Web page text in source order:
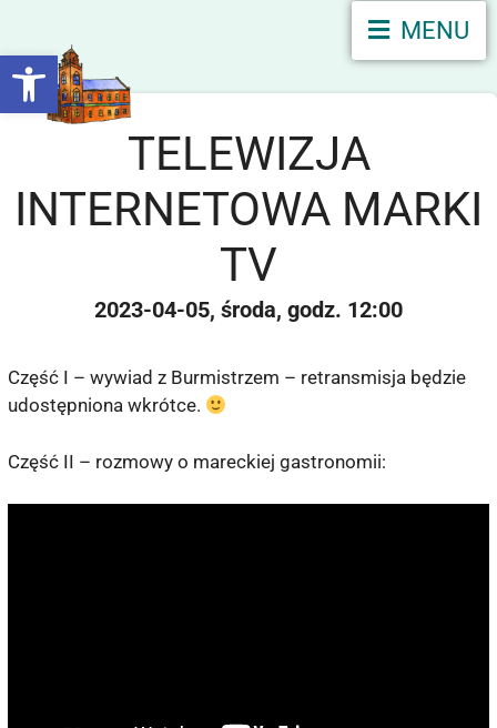
Otwórz pasek narzędzi
MENU
TELEWIZJA
INTERNETOWA MARKI
TV
2023-04-05 środa 12:00
Część I – wywiad z Burmistrzem – retransmisja będzie
udostępniona wkrótce.
Część II – rozmowy o mareckiej gastronomii: